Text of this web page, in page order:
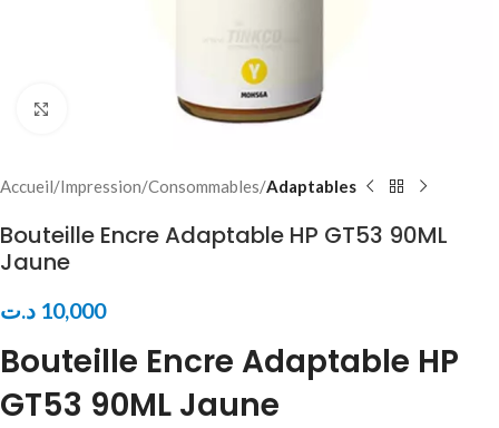
Click to enlarge
Accueil Impression Consommables Adaptables
Bouteille Encre Adaptable HP GT53 90ML
Jaune
10,000 د.ت
Bouteille Encre Adaptable HP
GT53 90ML Jaune